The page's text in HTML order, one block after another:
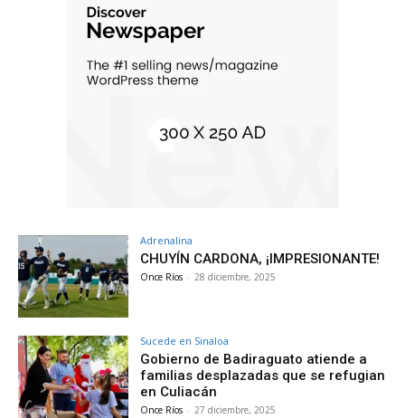
Adrenalina
CHUYÍN CARDONA, ¡IMPRESIONANTE!
Once Ríos - 28 diciembre, 2025
Sucede en Sinaloa
Gobierno de Badiraguato atiende a
familias desplazadas que se refugian
en Culiacán
Once Ríos - 27 diciembre, 2025